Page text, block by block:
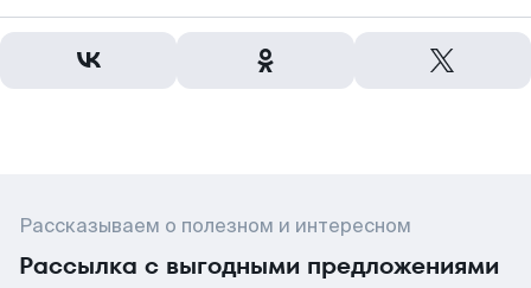
Рассказываем о полезном и интересном
Рассылка с выгодными предложениями